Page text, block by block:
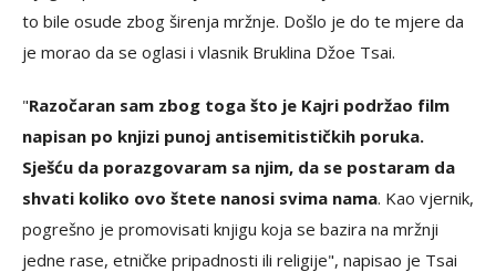
to bile osude zbog širenja mržnje. Došlo je do te mjere da
je morao da se oglasi i vlasnik Bruklina Džoe Tsai.
"Razočaran sam zbog toga što je Kajri podržao film
napisan po knjizi punoj antisemitističkih poruka.
Sješću da porazgovaram sa njim, da se postaram da
shvati koliko ovo štete nanosi svima nama. Kao vjernik,
pogrešno je promovisati knjigu koja se bazira na mržnji
jedne rase, etničke pripadnosti ili religije", napisao je Tsai